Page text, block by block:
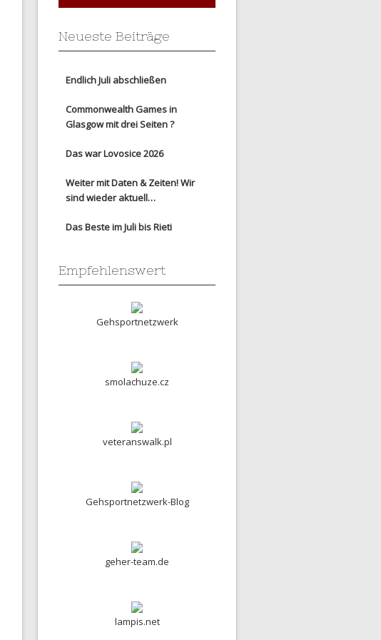
Neueste Beiträge
Endlich Juli abschließen
Commonwealth Games in
Glasgow mit drei Seiten ?
Das war Lovosice 2026
Weiter mit Daten & Zeiten! Wir
sind wieder aktuell…
Das Beste im Juli bis Rieti
Empfehlenswert
Gehsportnetzwerk
smolachuze.cz
veteranswalk.pl
Gehsportnetzwerk-Blog
geher-team.de
lampis.net